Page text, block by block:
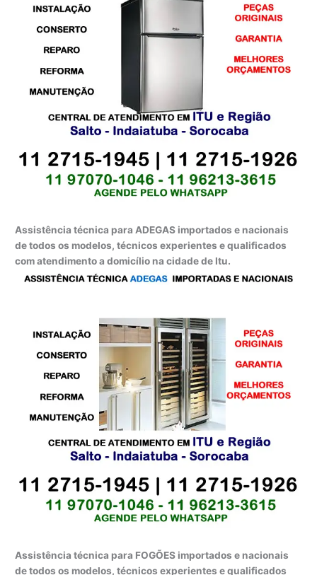
Assistência técnica para ADEGAS importados e nacionais
de todos os modelos, técnicos experientes e qualificados
com atendimento a domicílio na cidade de Itu.
Assistência técnica para FOGÕES importados e nacionais
de todos os modelos, técnicos experientes e qualificados